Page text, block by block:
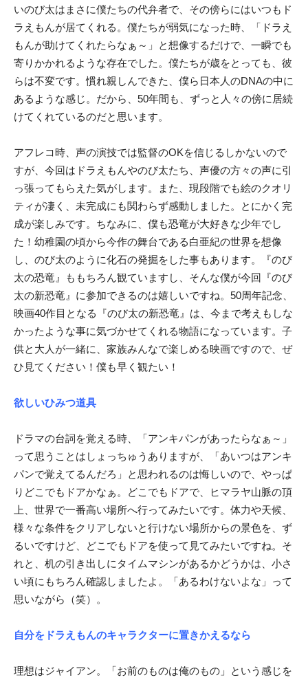
いのび太はまさに僕たちの代弁者で、その傍らにはいつもド
ラえもんが居てくれる。僕たちが弱気になった時、「ドラえ
もんが助けてくれたらなぁ～」と想像するだけで、一瞬でも
寄りかかれるような存在でした。僕たちが歳をとっても、彼
らは不変です。慣れ親しんできた、僕ら日本人のDNAの中に
あるような感じ。だから、50年間も、ずっと人々の傍に居続
けてくれているのだと思います。
アフレコ時、声の演技では監督のOKを信じるしかないので
すが、今回はドラえもんやのび太たち、声優の方々の声に引
っ張ってもらえた気がします。また、現段階でも絵のクオリ
ティが凄く、未完成にも関わらず感動しました。とにかく完
成が楽しみです。ちなみに、僕も恐竜が大好きな少年でし
た！幼稚園の頃から今作の舞台である白亜紀の世界を想像
し、のび太のように化石の発掘をした事もあります。『のび
太の恐竜』ももちろん観ていますし、そんな僕が今回『のび
太の新恐竜』に参加できるのは嬉しいですね。50周年記念、
映画40作目となる『のび太の新恐竜』は、今まで考えもしな
かったような事に気づかせてくれる物語になっています。子
供と大人が一緒に、家族みんなで楽しめる映画ですので、ぜ
ひ見てください！僕も早く観たい！
欲しいひみつ道具
ドラマの台詞を覚える時、「アンキパンがあったらなぁ～」
って思うことはしょっちゅうありますが、「あいつはアンキ
パンで覚えてるんだろ」と思われるのは悔しいので、やっぱ
りどこでもドアかなぁ。どこでもドアで、ヒマラヤ山脈の頂
上、世界で一番高い場所へ行ってみたいです。体力や天候、
様々な条件をクリアしないと行けない場所からの景色を、ず
るいですけど、どこでもドアを使って見てみたいですね。そ
れと、机の引き出しにタイムマシンがあるかどうかは、小さ
い頃にもちろん確認しましたよ。「あるわけないよな」って
思いながら（笑）。
自分をドラえもんのキャラクターに置きかえるなら
理想はジャイアン。「お前のものは俺のもの」という感じを